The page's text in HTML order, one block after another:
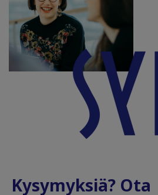
Kysymyksiä? Ota